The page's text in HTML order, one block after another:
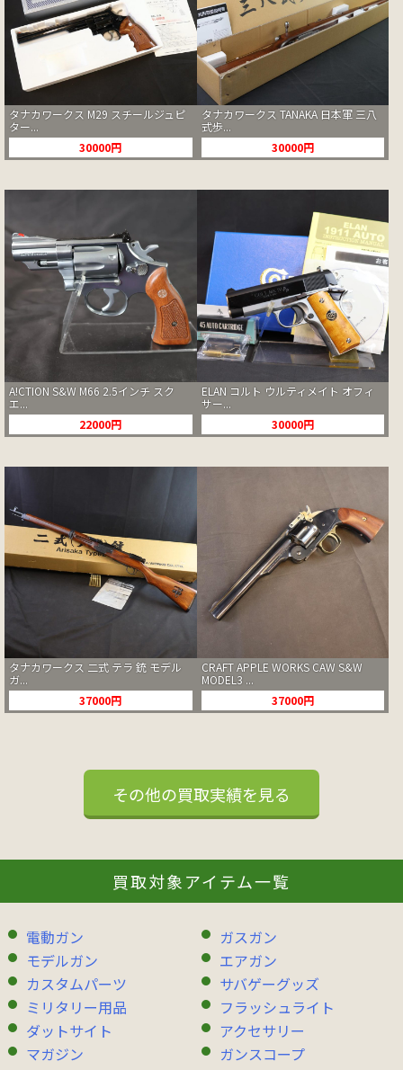
タナカワークス M29 スチールジュピ
ター...
30000円
タナカワークス TANAKA 日本軍 三八
式歩...
30000円
A!CTION S&W M66 2.5インチ スク
エ...
22000円
ELAN コルト ウルティメイト オフィ
サー...
30000円
タナカワークス 二式 テラ 銃 モデル
ガ...
37000円
CRAFT APPLE WORKS CAW S&W
MODEL3 ...
37000円
その他の買取実績を見る
買取対象アイテム一覧
電動ガン
ガスガン
モデルガン
エアガン
カスタムパーツ
サバゲーグッズ
ミリタリー用品
フラッシュライト
ダットサイト
アクセサリー
マガジン
ガンスコープ